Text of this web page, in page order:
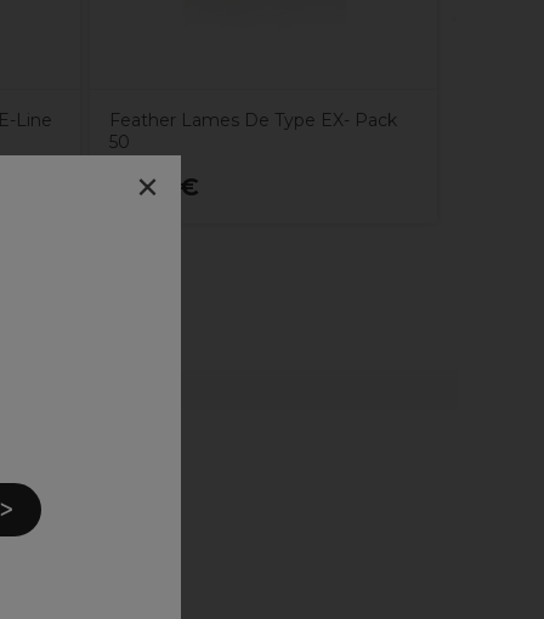
Line
Feather Lames De Type EX- Pack
50
63,79€
×